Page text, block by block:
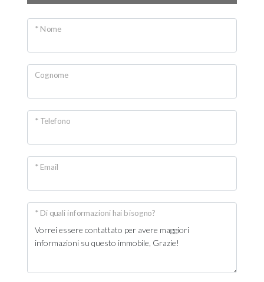
* Nome
Cognome
* Telefono
* Email
* Di quali informazioni hai bisogno?